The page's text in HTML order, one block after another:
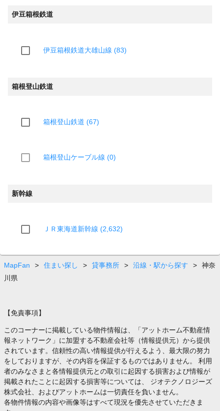
伊豆箱根鉄道
伊豆箱根鉄道大雄山線 (83)
箱根登山鉄道
箱根登山鉄道 (67)
箱根登山ケーブル線 (0)
新幹線
ＪＲ東海道新幹線 (2,632)
MapFan > 住まい探し > 貸事務所 > 沿線・駅から探す >
神奈
川県
【免責事項】
このコーナーに掲載している物件情報は、「アットホーム不動産情
報ネットワーク」に加盟する不動産会社等（情報提供元）から提供
されています。信頼性の高い情報提供が行えるよう、最大限の努力
をしておりますが、その内容を保証するものではありません。 利用
者のみなさまと各情報提供元との取引に起因する損害および情報が
掲載されたことに起因する損害等については、 ジオテクノロジーズ
株式会社、およびアットホームは一切責任を負いません。
各物件情報の内容や画像等はすべて現況を優先させていただきま